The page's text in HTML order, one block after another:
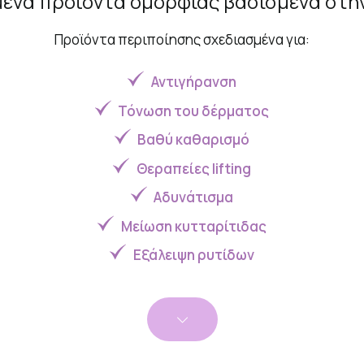
Προϊόντα περιποίησης σχεδιασμένα για:
Αντιγήρανση
Τόνωση του δέρματος
Βαθύ καθαρισμό
Θεραπείες lifting
Αδυνάτισμα
Μείωση κυτταρίτιδας
Εξάλειψη ρυτίδων